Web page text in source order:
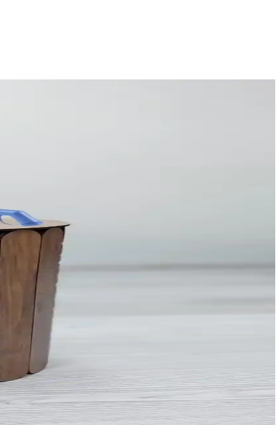
çözümler sunar.
içerir.
sağlar.
yaşam alanlarınızı optimize eder.
boyut ve malzeme seçenekleriyle ev düzenini sağlar.